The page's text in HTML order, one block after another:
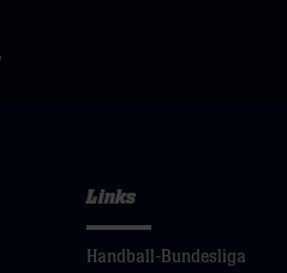
Links
Handball-Bundesliga